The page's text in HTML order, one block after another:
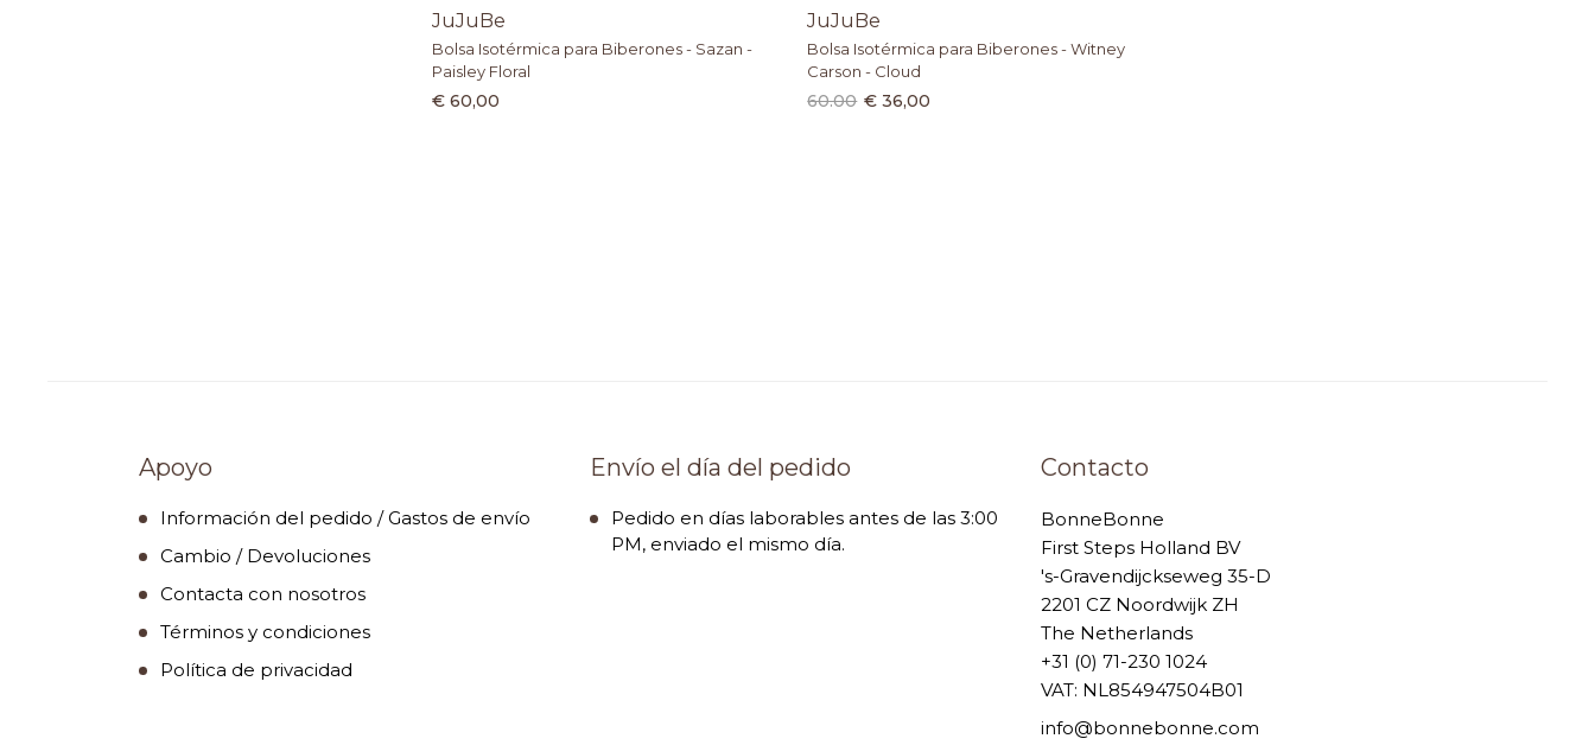
JuJuBe
Bolsa Isotérmica para Biberones - Sazan -
Paisley Floral
€ 60,00
JuJuBe
Bolsa Isotérmica para Biberones - Witney
Carson - Cloud
60.00 € 36,00
Apoyo
Información del pedido / Gastos de envío
Cambio / Devoluciones
Contacta con nosotros
Términos y condiciones
Política de privacidad
Envío el día del pedido
Pedido en días laborables antes de las 3:00
PM, enviado el mismo día.
Contacto
BonneBonne
First Steps Holland BV
's-Gravendijckseweg 35-D
2201 CZ Noordwijk ZH
The Netherlands
+31 (0) 71-230 1024
VAT: NL854947504B01
info@bonnebonne.com